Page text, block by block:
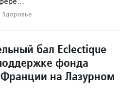
Здоровье
бал Eclectique
фонда
на Лазурном